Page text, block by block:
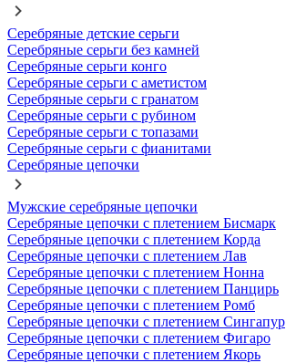
Серебряные детские серьги
Серебряные серьги без камней
Серебряные серьги конго
Серебряные серьги с аметистом
Серебряные серьги с гранатом
Серебряные серьги с рубином
Серебряные серьги с топазами
Серебряные серьги с фианитами
Серебряные цепочки
Мужские серебряные цепочки
Серебряные цепочки с плетением Бисмарк
Серебряные цепочки с плетением Корда
Серебряные цепочки с плетением Лав
Серебряные цепочки с плетением Нонна
Серебряные цепочки с плетением Панцирь
Серебряные цепочки с плетением Ромб
Серебряные цепочки с плетением Сингапур
Серебряные цепочки с плетением Фигаро
Серебряные цепочки с плетением Якорь